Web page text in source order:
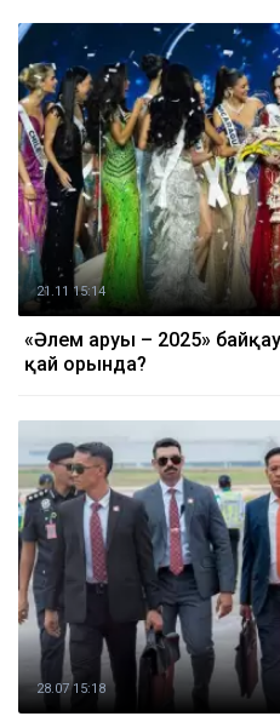
21.11 15:14
«Әлем аруы – 2025»
қай орында?
28.07 15:18